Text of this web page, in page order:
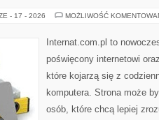
- 17 - 2026 MOŻLIWOŚĆ
Internat.com.pl to
poświęcony internetowi
które kojarzą się z
komputera. Strona może
osób, które chcą lepiej